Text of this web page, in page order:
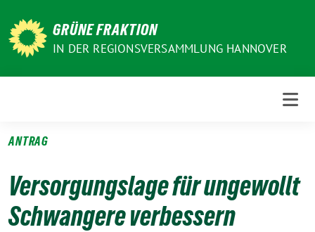
zum
Inhalt
GRÜNE FRAKTION
IN DER REGIONSVERSAMMLUNG HANNOVER
ANTRAG
Versorgungslage für ungewollt
Schwangere verbessern